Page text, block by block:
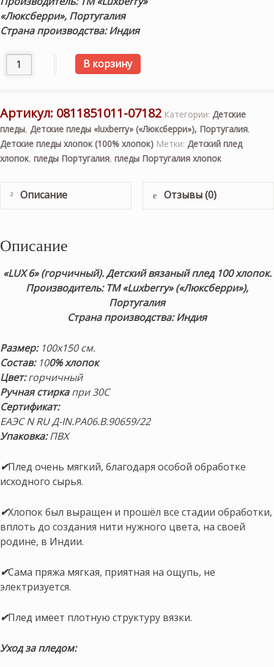
«Люксберри», Португалия
Страна производства: Индия
Количество товара "LUX 6" (горчичный) 100х150см.
В корзину
Артикул: 0811851011-07182 Категории: Детские
пледы, Детские пледы «luxberry» («Люксберри»), Португалия,
Детские пледы хлопок (100% хлопок) Метки: Детский плед
хлопок, пледы Португалия, пледы Португалия хлопок
Описание Отзывы (0)
Описание
«LUX 6» (горчичный). Детский вязаный плед 100 хлопок.
Производитель: ТМ «Luxberry» («Люксберри»),
Португалия
Страна производства: Индия
Размер:100х150 см.
Состав:100% хлопок
Цвет:горчичный
Ручная стиркапри30С
Сертификат:
ЕАЭС N RU Д-IN.РА06.В.90659/22
Упаковка:ПВХ
✔Плед очень мягкий, благодаря особой обработке
исходного сырья.
✔Хлопок был выращен и прошёл все стадии обработки,
вплоть до создания нити нужного цвета, на своей
родине, в Индии.
✔Сама пряжа мягкая, приятная на ощупь, не
электризуется.
✔Плед имеет плотную структуру вязки.
Уход за пледом: